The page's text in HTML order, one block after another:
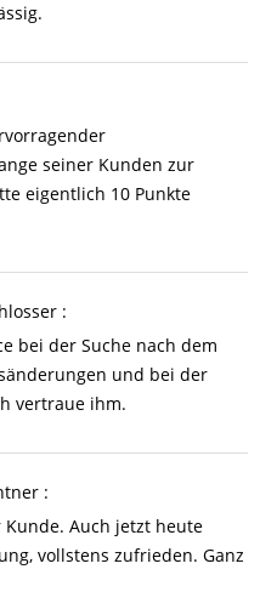
seiner Kunden zur
eigentlich 10 Punkte
:
bei der Suche nach dem
und bei der
vertraue ihm.
:
Auch jetzt heute
vollstens zufrieden. Ganz